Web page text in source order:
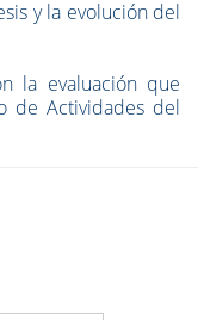
y la evolución del
la evaluación que
de Actividades del